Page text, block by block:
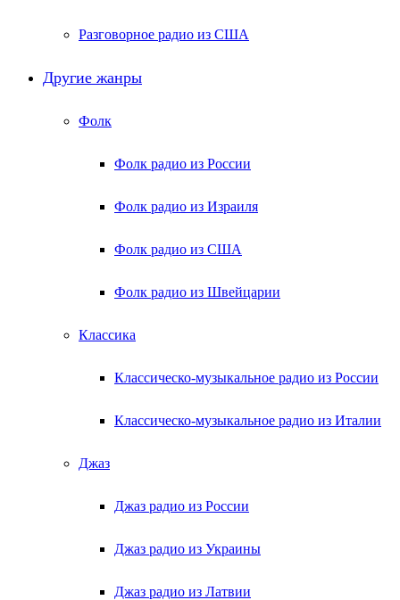
Разговорное радио из США
Другие жанры
Фолк
Фолк радио из России
Фолк радио из Израиля
Фолк радио из США
Фолк радио из Швейцарии
Классика
Классическо-музыкальное радио из России
Классическо-музыкальное радио из Италии
Джаз
Джаз радио из России
Джаз радио из Украины
Джаз радио из Латвии